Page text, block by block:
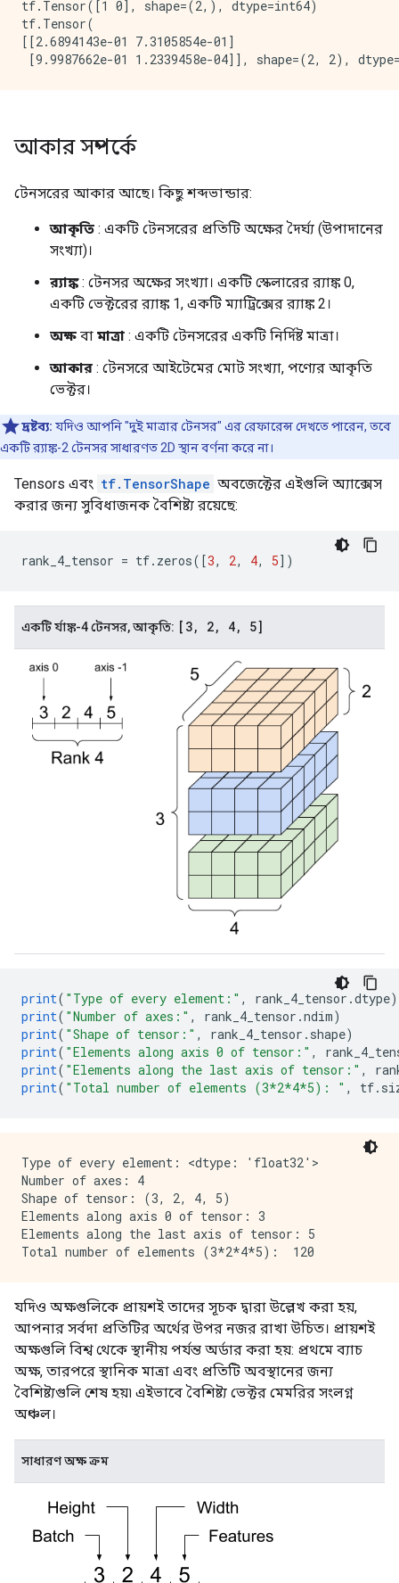
tf.Tensor([1 0], shape=(2,), dtype=int64)
tf.Tensor(
[[2.6894143e-01 7.3105854e-01]
আকার সম্পর্কে
টেনসরের আকার আছে। কিছু শব্দভান্ডার:
আকৃতি : একটি টেনসরের প্রতিটি অক্ষের দৈর্ঘ্য (উপাদানের
সংখ্যা)।
র‌্যাঙ্ক: টেনসর অক্ষের সংখ্যা। একটি স্কেলারের র‍্যাঙ্ক 0,
একটি ভেক্টরের র‍্যাঙ্ক 1, একটি ম্যাট্রিক্সের র‍্যাঙ্ক 2।
অক্ষ বা মাত্রা : একটি টেনসরের একটি নির্দিষ্ট মাত্রা।
আকার : টেনসরে আইটেমের মোট সংখ্যা, পণ্যের আকৃতি
ভেক্টর।
দ্রষ্টব্য: যদিও আপনি "দুই মাত্রার টেনসর" এর রেফারেন্স দেখতে পারেন, তবে
একটি র‌্যাঙ্ক-2 টেনসর সাধারণত 2D স্থান বর্ণনা করে না।
Tensors এবং tf.TensorShape অবজেক্টের এইগুলি অ্যাক্সেস
করার জন্য সুবিধাজনক বৈশিষ্ট্য রয়েছে:
rank_4_tensor = tf. zeros([3, 2, 4, 5])
একটি র্যাঙ্ক-4 টেনসর, আকৃতি: [3, 2, 4, 5]
print( "Type of every element:" , rank_4_tensor .dtype)
print( "Number of axes:" , rank_4_tensor .ndim)
print( "Shape of tensor:" , rank_4_tensor . shape)
print( "Elements along axis 0 of tensor:" ,
print( "Elements along the last axis of tensor:" ,
print( "Total number of elements (3*2*4*5): " , tf.
Type of every element: <dtype: 'float32'>
Number of axes: 4
Shape of tensor: (3, 2, 4, 5)
Elements along axis 0 of tensor: 3
Elements along the last axis of tensor: 5
যদিও অক্ষগুলিকে প্রায়শই তাদের সূচক দ্বারা উল্লেখ করা হয়,
আপনার সর্বদা প্রতিটির অর্থের উপর নজর রাখা উচিত। প্রায়শই
অক্ষগুলি বিশ্ব থেকে স্থানীয় পর্যন্ত অর্ডার করা হয়: প্রথমে ব্যাচ
অক্ষ, তারপরে স্থানিক মাত্রা এবং প্রতিটি অবস্থানের জন্য
বৈশিষ্ট্যগুলি শেষ হয়৷ এইভাবে বৈশিষ্ট্য ভেক্টর মেমরির সংলগ্ন
অঞ্চল।
সাধারণ অক্ষ ক্রম